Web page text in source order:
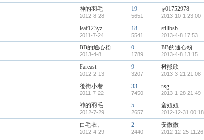
神的羽毛
2012-8-28
19
5651
jy01752978
2013-10-1 23:00
leaf123yz
2011-7-24
18
5541
stillbsb
2013-4-8 17:53
BB的通心粉
2013-4-8
0
1789
BB的通心粉
2013-4-8 13:15
Fareast
2012-2-13
9
3207
树熊欣
2013-3-21 21:08
後街小巷
2011-7-22
33
7450
nsg
2013-1-28 21:49
神的羽毛
2012-7-29
5
2657
蛮妞妞
2012-12-31 00:18
白毛衣、
2012-4-29
2
2440
安微微
2012-12-25 11:26